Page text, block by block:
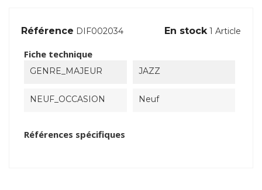
Référence DIF002034 En stock 1 Article
Fiche technique
GENRE_MAJEUR JAZZ
NEUF_OCCASION Neuf
Références spécifiques